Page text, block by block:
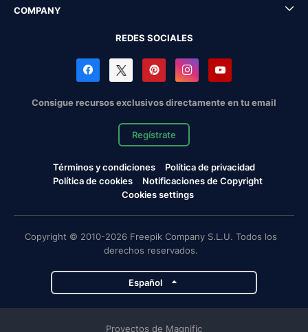
COMPANY
REDES SOCIALES
Consigue recursos exclusivos directamente en tu email
Regístrate
Términos y condiciones
Política de privacidad
Política de cookies
Notificaciones de Copyright
Cookies settings
Copyright © 2010-2026 Freepik Company S.L.U. Todos los
derechos reservados.
Español
Proyectos de Magnific